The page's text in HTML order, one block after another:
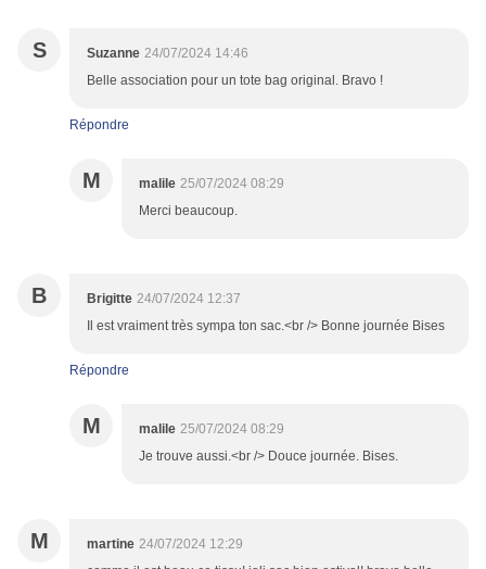
S Suzanne 24/07/2024 14:46
Belle association pour un tote bag original. Bravo !
Répondre
M malile 25/07/2024 08:29
Merci beaucoup.
B Brigitte 24/07/2024 12:37
Il est vraiment très sympa ton sac.<br /> Bonne journée Bises
Répondre
M malile 25/07/2024 08:29
Je trouve aussi.<br /> Douce journée. Bises.
M martine 24/07/2024 12:29